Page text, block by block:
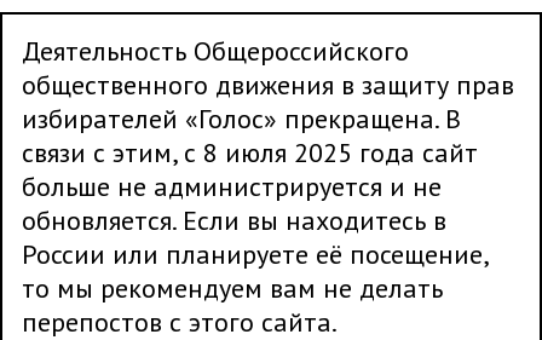
Деятельность Общероссийского
общественного движения в защиту прав
избирателей «Голос» прекращена. В
связи с этим, с 8 июля 2025 года сайт
больше не администрируется и не
обновляется. Если вы находитесь в
России или планируете её посещение,
то мы рекомендуем вам не делать
перепостов с этого сайта.